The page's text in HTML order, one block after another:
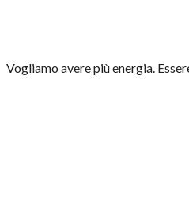
Vogliamo avere più energia.